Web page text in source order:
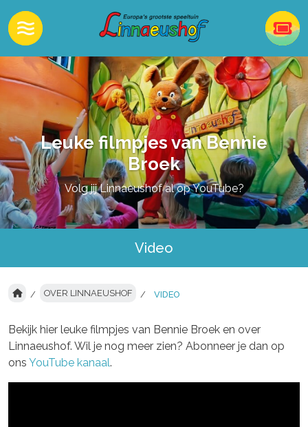
Leuke filmpjes van Bennie
Broek
Volg jij Linnaeushof al op YouTube?
Video
OVER LINNAEUSHOF VIDEO
Bekijk hier leuke filmpjes van Bennie Broek en over
Linnaeushof. Wil je nog meer zien? Abonneer je dan op
ons YouTube kanaal.